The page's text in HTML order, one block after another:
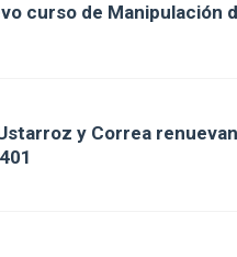
curso de Manipulación
y Correa